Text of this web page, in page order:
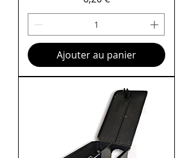
Ajouter au panier